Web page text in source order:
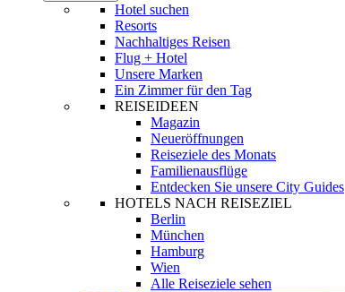
Hotel suchen
Resorts
Nachhaltiges Reisen
Flug + Hotel
Unsere Marken
Ein Zimmer für den Tag
REISEIDEEN
Magazin
Neueröffnungen
Reiseziele des Monats
Familienausflüge
Entdecken Sie unsere City Guides
HOTELS NACH REISEZIEL
Berlin
München
Hamburg
Wien
Alle Reiseziele sehen